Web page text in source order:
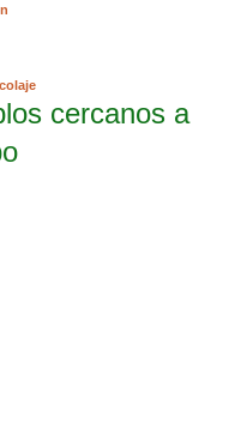
cercanos a